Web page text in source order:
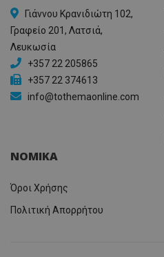
Γιάννου Κρανιδιώτη 102,
Γραφείο 201, Λατσιά,
Λευκωσία
+357 22 205865
+357 22 374613
info@tothemaonline.com
ΝΟΜΙΚΑ
Όροι Χρήσης
Πολιτική Απορρήτου